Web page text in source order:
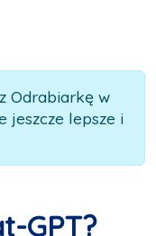
Odrabiarkę w
jeszcze lepsze i
GPT?